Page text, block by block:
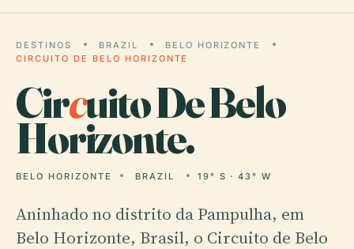
DESTINOS BRAZIL
BELO HORIZONTE
CIRCUITO DE BELO HORIZONTE
Circuito De Belo
Horizonte.
BELO HORIZONTE BRAZIL 19° S · 43° W
Aninhado no distrito da Pampulha, em
Belo Horizonte, Brasil, o Circuito de Belo